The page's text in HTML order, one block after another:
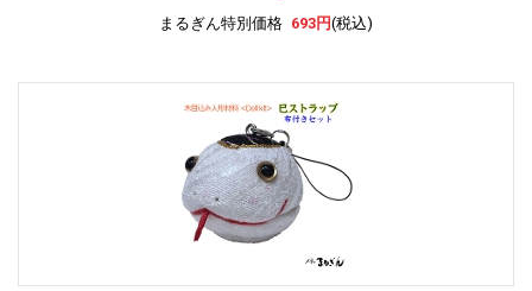
まるぎん特別価格 693円(税込)